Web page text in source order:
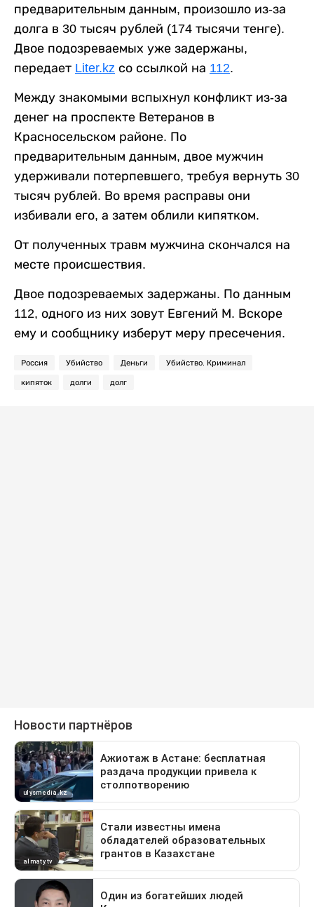
предварительным данным, произошло из-за
долга в 30 тысяч рублей (174 тысячи тенге).
Двое подозреваемых уже задержаны,
передает Liter.kz со ссылкой на 112.
Между знакомыми вспыхнул конфликт из-за
денег на проспекте Ветеранов в
Красносельском районе. По
предварительным данным, двое мужчин
удерживали потерпевшего, требуя вернуть 30
тысяч рублей. Во время расправы они
избивали его, а затем облили кипятком.
От полученных травм мужчина скончался на
месте происшествия.
Двое подозреваемых задержаны. По данным
112, одного из них зовут Евгений М. Вскоре
ему и сообщнику изберут меру пресечения.
Россия Убийство Деньги Убийство. Криминал
кипяток долги долг